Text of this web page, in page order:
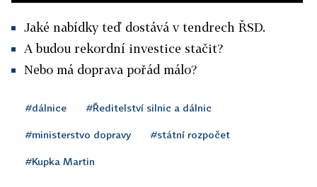
Jaké nabídky teď dostává v tendrech ŘSD.
A budou rekordní investice stačit?
Nebo má doprava pořád málo?
#dálnice #Ředitelství silnic a dálnic
#ministerstvo dopravy #státní rozpočet
#Kupka Martin